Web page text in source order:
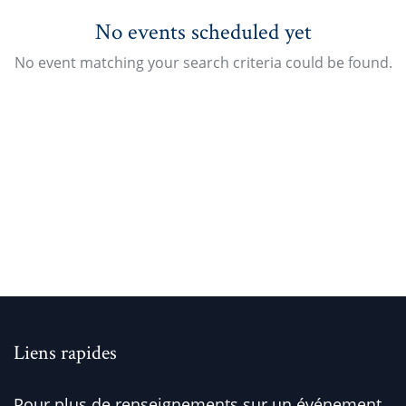
No events scheduled yet
No event matching your search criteria could be found.
Liens rapides